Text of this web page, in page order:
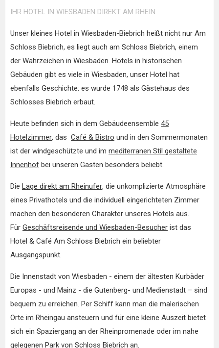
IHR HOTEL IN WIESBADEN DIREKT AM RHEIN
Unser kleines Hotel in Wiesbaden-Biebrich heißt nicht nur Am
Schloss Biebrich, es liegt auch am Schloss Biebrich, einem
der Wahrzeichen in Wiesbaden. Hotels in historischen
Gebäuden gibt es viele in Wiesbaden, unser Hotel hat
ebenfalls Geschichte: es wurde 1748 als Gästehaus des
Schlosses Biebrich erbaut.
Heute befinden sich in dem Gebäudeensemble 45
Hotelzimmer, das Café & Bistro und in den Sommermonaten
ist der windgeschützte und im mediterranen Stil gestaltete
Innenhof bei unseren Gästen besonders beliebt.
Die Lage direkt am Rheinufer, die unkomplizierte Atmosphäre
eines Privathotels und die individuell eingerichteten Zimmer
machen den besonderen Charakter unseres Hotels aus.
Für Geschäftsreisende und Wiesbaden-Besucher ist das
Hotel & Café Am Schloss Biebrich ein beliebter
Ausgangspunkt.
Die Innenstadt von Wiesbaden - einem der ältesten Kurbäder
Europas - und Mainz - die Gutenberg- und Medienstadt – sind
bequem zu erreichen. Per Schiff kann man die malerischen
Orte im Rheingau ansteuern und für eine kleine Auszeit bietet
sich ein Spaziergang an der Rheinpromenade oder im nahe
gelegenen Park von Schloss Biebrich an.